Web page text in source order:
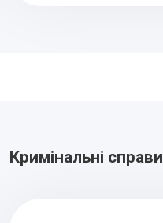
Кримінальні справи